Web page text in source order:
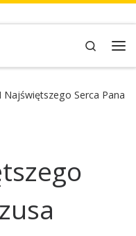
Search
Najświętszego Serca Pana